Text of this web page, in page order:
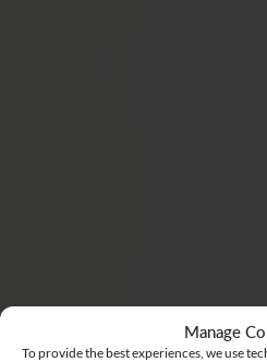
Manage
To provide the best experiences, we use